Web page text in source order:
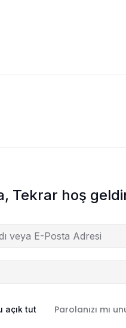
Tekrar hoş
açık tut Parolanızı mı